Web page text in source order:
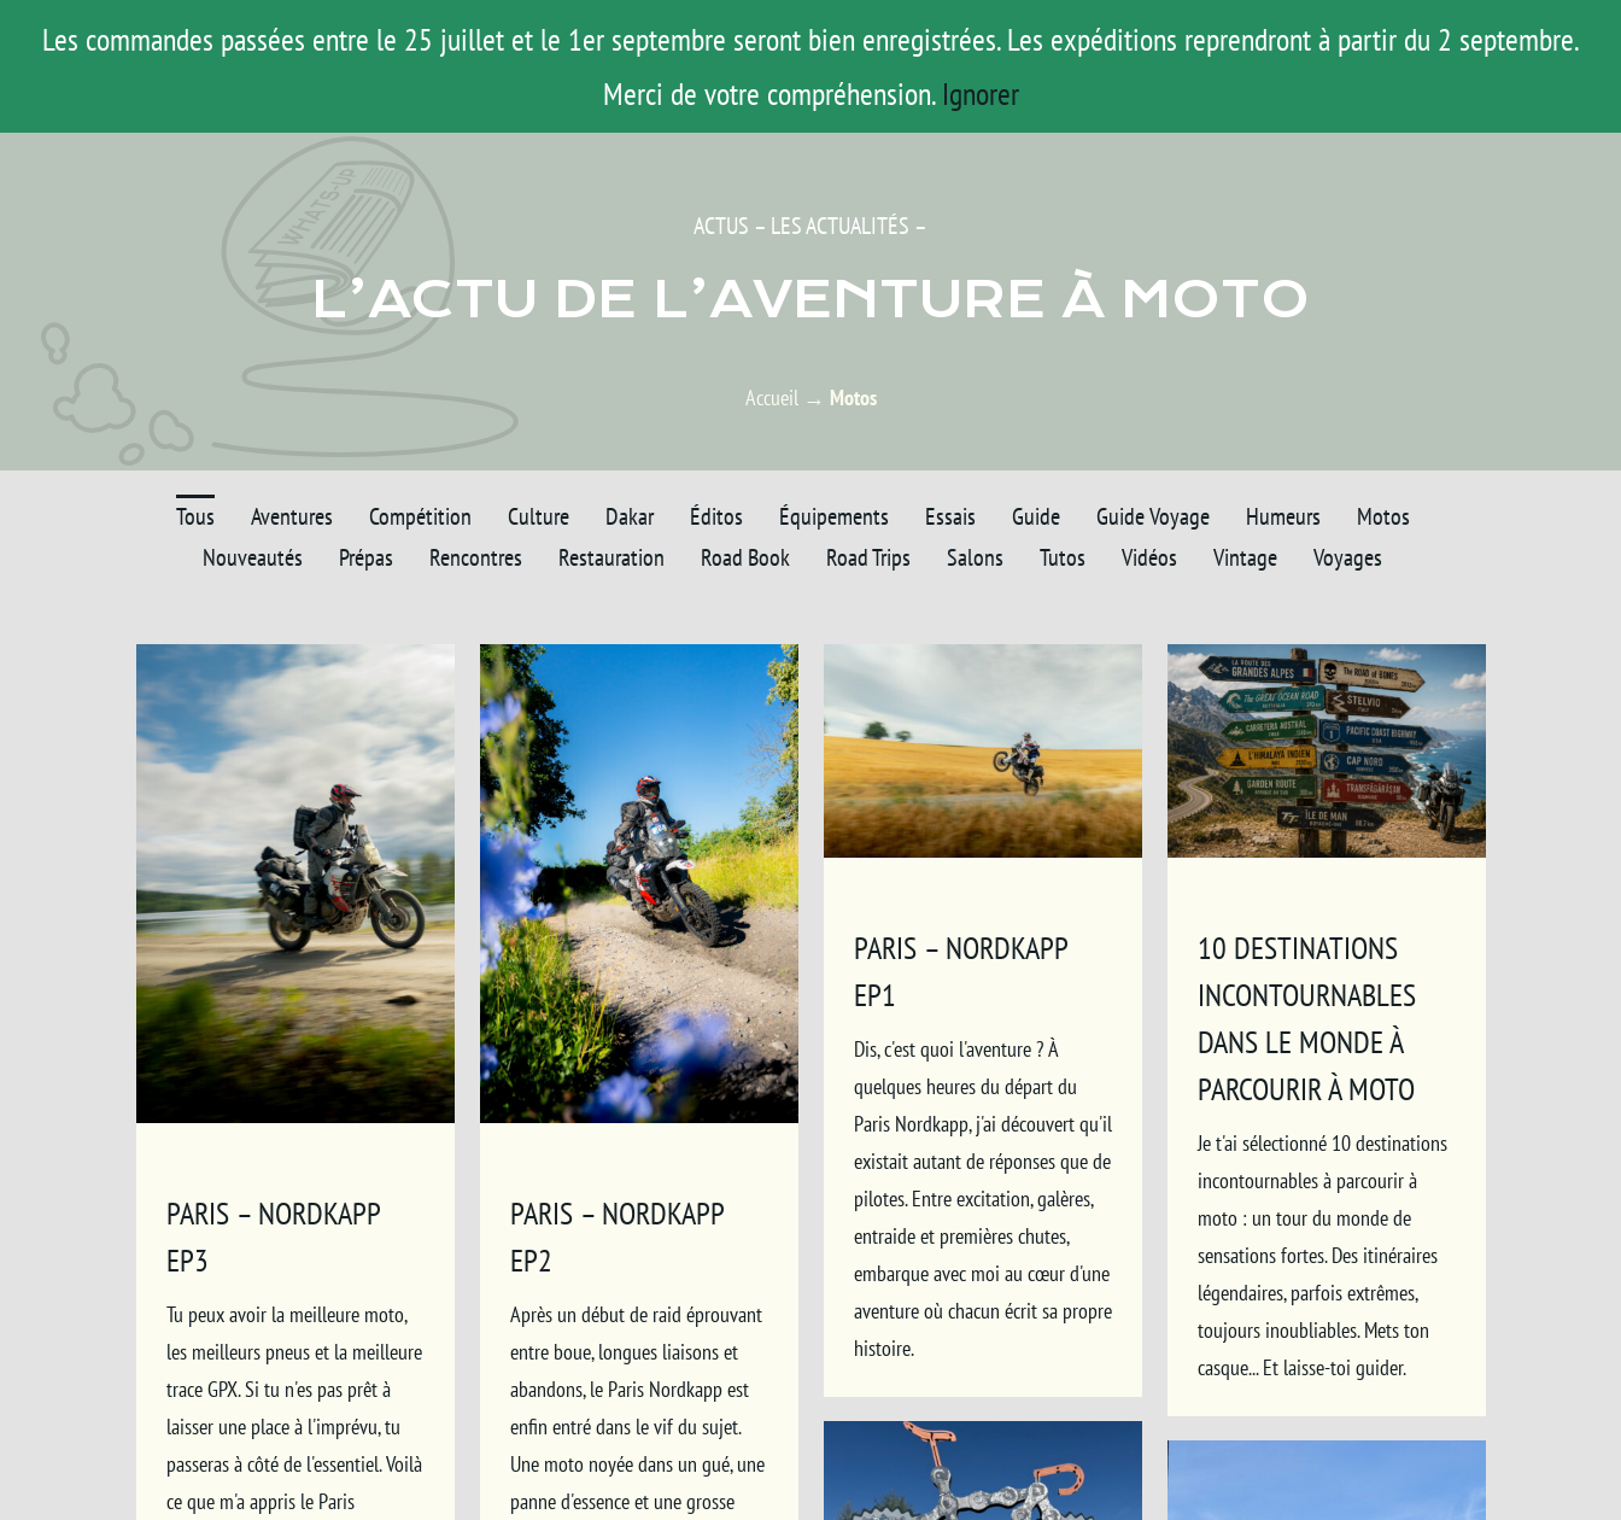
Les commandes passées entre le 25 juillet et le 1er septembre seront bien enregistrées. Les expéditions reprendront à partir du 2 septembre.
Merci de votre compréhension. Ignorer
ROAD TRIP ACTUS TESTS E-SHOP AGENDA MATOS TUTOS
ACTUS – LES ACTUALITÉS –
L’ACTU DE L’AVENTURE À MOTO
Accueil→ Motos
Tous Aventures Compétition Culture Dakar Éditos Équipements Essais Guide Guide Voyage Humeurs
Motos
Nouveautés
Prépas Rencontres Restauration Road Book Road Trips Salons Tutos Vidéos Vintage Voyages
PARIS – NORDKAPP
EP3
Tu peux avoir la meilleure moto,
les meilleurs pneus et la meilleure
trace GPX. Si tu n'es pas prêt à
laisser une place à l'imprévu, tu
passeras à côté de l'essentiel. Voilà
ce que m'a appris le Paris
PARIS – NORDKAPP
EP2
Après un début de raid éprouvant
entre boue, longues liaisons et
abandons, le Paris Nordkapp est
enfin entré dans le vif du sujet.
Une moto noyée dans un gué, une
panne d'essence et une grosse
PARIS – NORDKAPP
EP1
Dis, c'est quoi l'aventure ? À
quelques heures du départ du
Paris Nordkapp, j'ai découvert qu'il
existait autant de réponses que de
pilotes. Entre excitation, galères,
entraide et premières chutes,
embarque avec moi au cœur d'une
aventure où chacun écrit sa propre
histoire.
10 DESTINATIONS
INCONTOURNABLES
DANS LE MONDE À
PARCOURIR À MOTO
Je t'ai sélectionné 10 destinations
incontournables à parcourir à
moto : un tour du monde de
sensations fortes. Des itinéraires
légendaires, parfois extrêmes,
toujours inoubliables. Mets ton
casque... Et laisse-toi guider.